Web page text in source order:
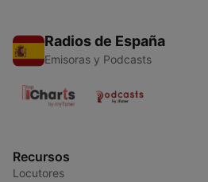
Radios de España
Emisoras y Podcasts
Recursos
Locutores